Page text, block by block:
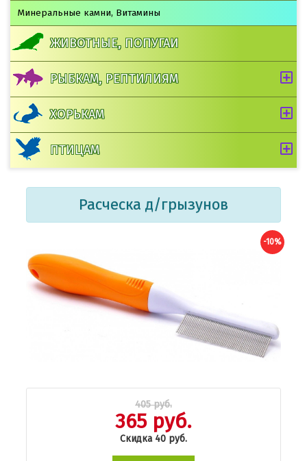
Минеральные камни, Витамины
ЖИВОТНЫЕ, ПОПУГАИ
РЫБКАМ, РЕПТИЛИЯМ
ХОРЬКАМ
ПТИЦАМ
Расческа д/грызунов
-10%
405 руб.
365 руб.
Скидка 40 руб.